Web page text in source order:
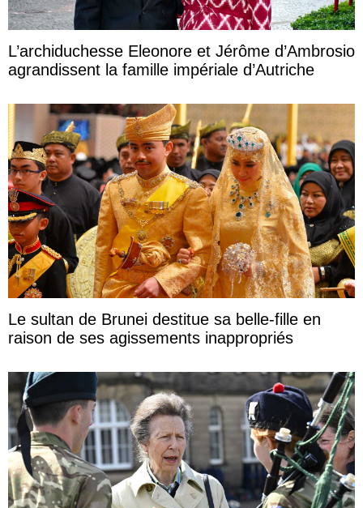
L’archiduchesse Eleonore et Jérôme d’Ambrosio
agrandissent la famille impériale d’Autriche
Le sultan de Brunei destitue sa belle-fille en
raison de ses agissements inappropriés